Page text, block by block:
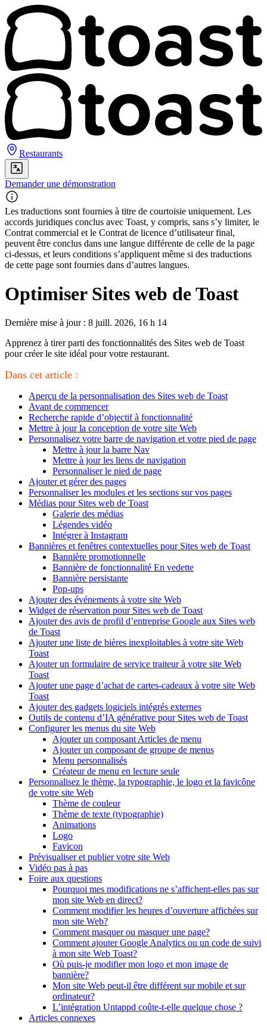
Restaurants
Demander une démonstration
Les traductions sont fournies à titre de courtoisie uniquement. Les
accords juridiques conclus avec Toast, y compris, sans s’y limiter, le
Contrat commercial et le Contrat de licence d’utilisateur final,
peuvent être conclus dans une langue différente de celle de la page
ci-dessus, et leurs conditions s’appliquent même si des traductions
de cette page sont fournies dans d’autres langues.
Optimiser Sites web de Toast
Dernière mise à jour : 8 juill. 2026, 16 h 14
Apprenez à tirer parti des fonctionnalités des Sites web de Toast
pour créer le site idéal pour votre restaurant.
Dans cet article :
Aperçu de la personnalisation des Sites web de Toast
Avant de commencer
Recherche rapide d’objectif à fonctionnalité
Mettre à jour la conception de votre site Web
Personnalisez votre barre de navigation et votre pied de page
Mettre à jour la barre Nav
Mettre à jour les liens de navigation
Personnaliser le pied de page
Ajouter et gérer des pages
Personnaliser les modules et les sections sur vos pages
Médias pour Sites web de Toast
Galerie des médias
Légendes vidéo
Intégrer à Instagram
Bannières et fenêtres contextuelles pour Sites web de Toast
Bannière promotionnelle
Bannière de fonctionnalité En vedette
Bannière persistante
Pop-ups
Ajouter des événements à votre site Web
Widget de réservation pour Sites web de Toast
Ajouter des avis de profil d’entreprise Google aux Sites web
de Toast
Ajouter une liste de bières inexploitables à votre site Web
Toast
Ajouter un formulaire de service traiteur à votre site Web
Toast
Ajouter une page d’achat de cartes-cadeaux à votre site Web
Toast
Ajouter des gadgets logiciels intégrés externes
Outils de contenu d’IA générative pour Sites web de Toast
Configurer les menus du site Web
Ajouter un composant Articles de menu
Ajouter un composant de groupe de menus
Menu personnalisés
Créateur de menu en lecture seule
Personnalisez le thème, la typographie, le logo et la favicône
de votre site Web
Thème de couleur
Thème de texte (typographie)
Animations
Logo
Favicon
Prévisualiser et publier votre site Web
Vidéo pas à pas
Foire aux questions
Pourquoi mes modifications ne s’affichent-elles pas sur
mon site Web en direct?
Comment modifier les heures d’ouverture affichées sur
mon site Web?
Comment masquer ou masquer une page?
Comment ajouter Google Analytics ou un code de suivi
à mon site Web Toast?
Où puis-je modifier mon logo et mon image de
bannière?
Mon site Web peut-il être différent sur mobile et sur
ordinateur?
L’intégration Untappd coûte-t-elle quelque chose ?
Articles connexes